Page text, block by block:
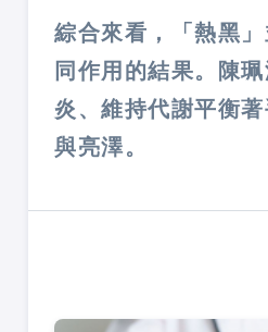
綜合來看，「熱黑
同作用的結果。陳
炎、維持代謝平衡
與亮澤。